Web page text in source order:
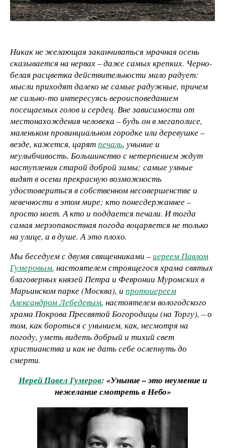
Никак не желающая заканчиваться мрачная осень
сказывается на нервах – даже самых крепких. Черно-
белая расцветка действительности мало радует:
мысли приходят далеко не самые радужные, причем
не сильно-то интересуясь вероисповеданием
посещаемых голов и сердец. Вне зависимости от
местонахождения человека – будь он в мегаполисе,
маленьком провинциальном городке или деревушке –
везде, кажется, царятпечаль, уныние и
неулыбчивость. Большинство с нетерпением ждут
наступления старой доброй зимы; самые умные
видят в осени прекрасную возможность
удостовериться в собственном несовершенстве и
невечности в этом мире; кто понесдержаннее –
просто ноет. А кто и поддается печали. И тогда
самая мерзопакостная погода воцаряется не только
на улице, а в душе. А это плохо.
Мы беседуем с двумя священниками –иереем Павлом
Гумеровым, настоятелем строящегося храма святых
благоверных князей Петра и Февронии Муромских в
Марьинском парке (Москва), и протоиереем
Александром Лебедевым, настоятелем вологодского
храма Покрова Пресвятой Богородицы (на Торгу), – о
том, как бороться с унынием, как, несмотря на
погоду, уметь видеть добрый и тихий свет
христианства и как не дать себе ослепнуть до
смерти.
Иерей Павел Гумеров: «Уныние – это неумение и
нежелание смотреть в Небо»